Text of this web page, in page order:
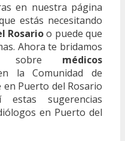
en nuestra página
estás necesitando
Rosarioo puede que
Ahora te bridamos
sobre médicos
la Comunidad de
en Puerto del Rosario
sugerencias
en Puerto del